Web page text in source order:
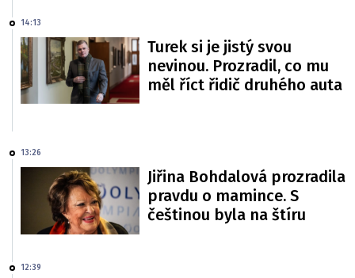
14:13
Turek si je jistý svou
nevinou. Prozradil, co mu
měl říct řidič druhého auta
13:26
Jiřina Bohdalová prozradila
pravdu o mamince. S
češtinou byla na štíru
12:39